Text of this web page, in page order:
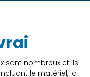
sont nombreux et ils
le matériel, la